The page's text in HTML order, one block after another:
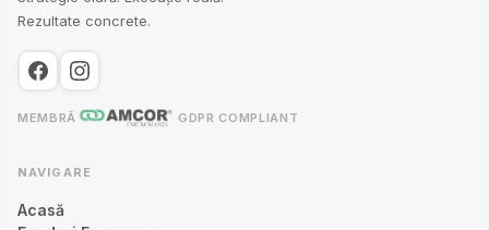
Rezultate concrete.
MEMBRĂ ·GDPR COMPLIANT
NAVIGARE
Acasă